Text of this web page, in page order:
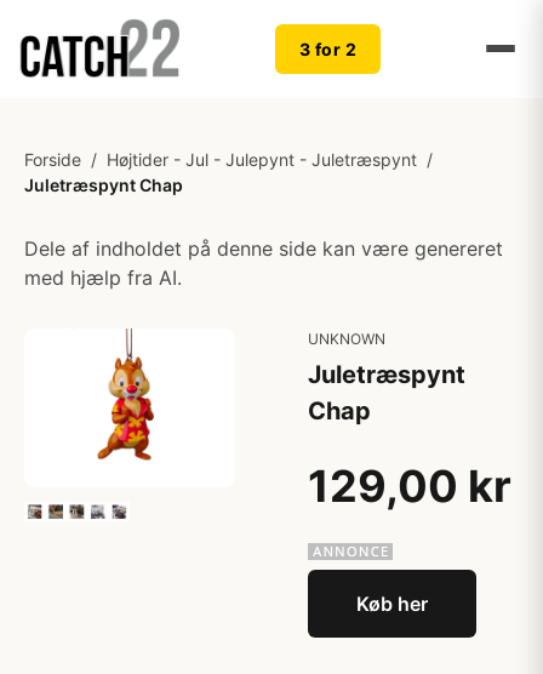
3 for 2
Forside / Højtider - Jul - Julepynt - Juletræspynt /
Juletræspynt Chap
Dele af indholdet på denne side kan være genereret
med hjælp fra AI.
UNKNOWN
Juletræspynt
Chap
129,00 kr
Køb her